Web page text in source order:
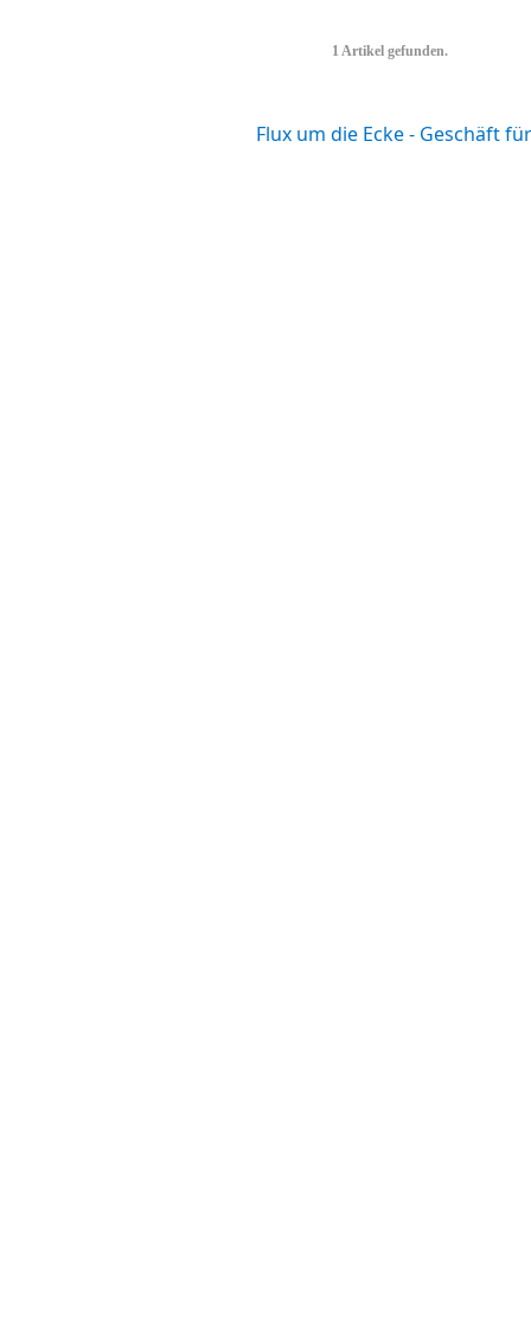
1 Artikel gefunden.
Flux um die Ecke - Geschäft